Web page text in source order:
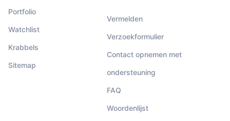
Portfolio
Watchlist
Krabbels
Sitemap
Vermelden
Verzoekformulier
Contact opnemen met
ondersteuning
FAQ
Woordenlijst